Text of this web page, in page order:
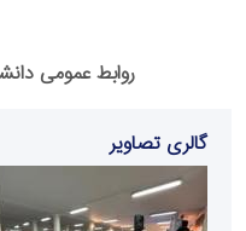
روابط عمومی
گالری تصاویر